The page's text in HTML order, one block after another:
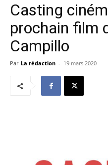
Casting
prochain film
Campillo
Par La rédaction - 19 mars 2020